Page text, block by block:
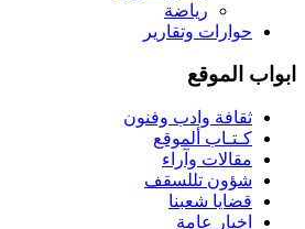
رياضة
حوارات وتقارير
ابواب الموقع
ثقافة وادب وفنون
كـتـاب ألموقع
مقالات وآراء
شؤون تللسقف
قضايا شعبنا
اخبار عامة